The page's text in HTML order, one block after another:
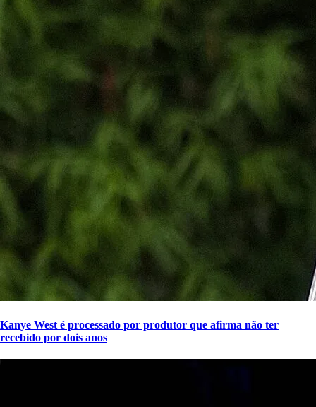
Kanye West é processado por produtor que afirma não ter
recebido por dois anos